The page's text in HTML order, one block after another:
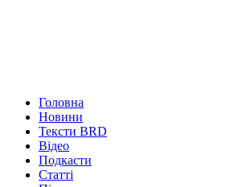
Головна
Новини
Тексти BRD
Відео
Подкасти
Статті